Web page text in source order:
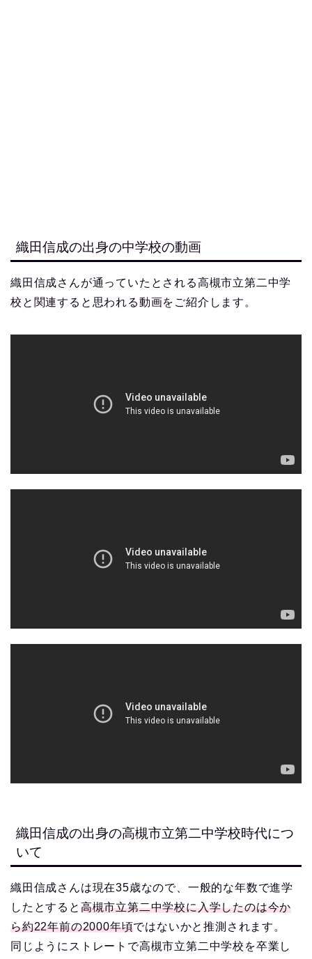
織田信成の出身の中学校の動画
織田信成さんが通っていたとされる高槻市立第二中学
校と関連すると思われる動画をご紹介します。
織田信成の出身の高槻市立第二中学校時代につ
いて
織田信成さんは現在35歳なので、一般的な年数で進学
したとすると 高槻市立第二中学校に入学したのは今か
ら約22年前の2000年頃ではないかと推測されます。
同じようにストレートで高槻市立第二中学校を卒業し